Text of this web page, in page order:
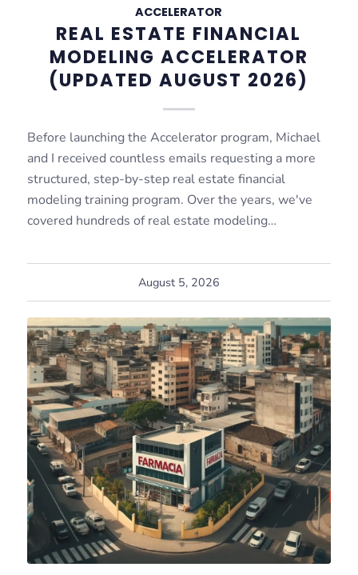
ACCELERATOR
REAL ESTATE FINANCIAL
MODELING ACCELERATOR
(UPDATED AUGUST 2026)
Before launching the Accelerator program, Michael
and I received countless emails requesting a more
structured, step-by-step real estate financial
modeling training program. Over the years, we've
covered hundreds of real estate modeling…
August 5, 2026